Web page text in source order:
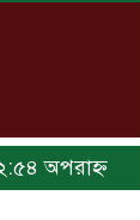
অপরাহ্ণ